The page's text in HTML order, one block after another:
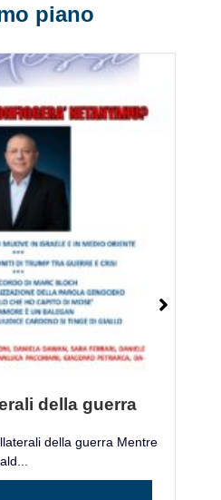
piano
della guerra
della guerra Mentre